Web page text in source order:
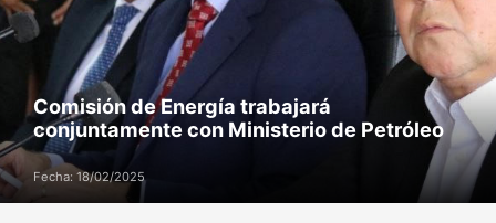
Comisión de Energía trabajará
conjuntamente con Ministerio de Petróleo
Fecha: 18/02/2025